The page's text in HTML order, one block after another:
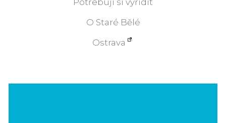
Potřebuji si vyřídit
O Staré Bělé
Ostrava